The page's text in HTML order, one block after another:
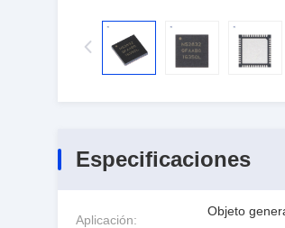
Especificaciones
Aplicación:
Objeto